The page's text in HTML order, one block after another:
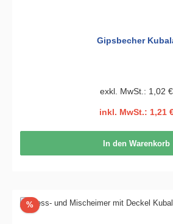
Gipsbecher
exkl. MwSt.: 1,02 €
inkl. MwSt.: 1,21
In den Warenkorb
%Rabatt